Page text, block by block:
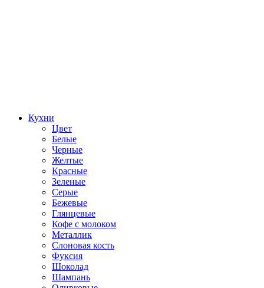
Кухни
Цвет
Белые
Черные
Желтые
Красные
Зеленые
Серые
Бежевые
Глянцевые
Кофе с молоком
Металлик
Слоновая кость
Фуксия
Шоколад
Шампань